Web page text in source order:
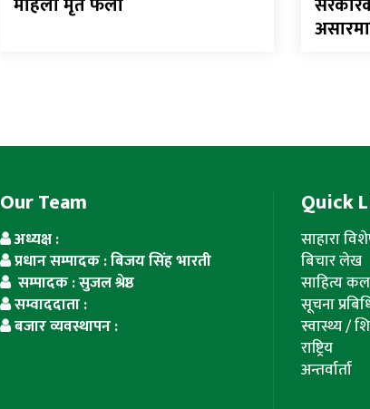
Our Team
अध्यक्ष :
प्रधान सम्पादक : बिजय सिंह भारती
सम्पादक : सुजल श्रेष्ठ
सम्वाददाता :
बजार व्यवस्थापन :
Quick
साहारा
बिचार लेख
साहित्य
सूचना
स्वास्थ्य /
राष्ट्रिय
अन्तर्वार्ता